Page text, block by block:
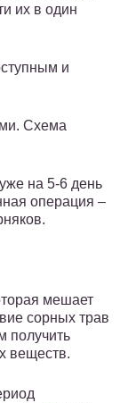
их в один
и
Схема
на 5-6 день
операция –
мешает
сорных трав
получить
веществ.